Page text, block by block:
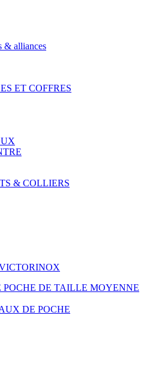
& alliances
ET COFFRES
& COLLIERS
DE TAILLE MOYENNE
DE POCHE